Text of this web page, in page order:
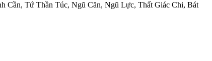
Cần, Tứ Thần Túc, Ngũ Căn, Ngũ Lực, Thất Giác Chi, Bát